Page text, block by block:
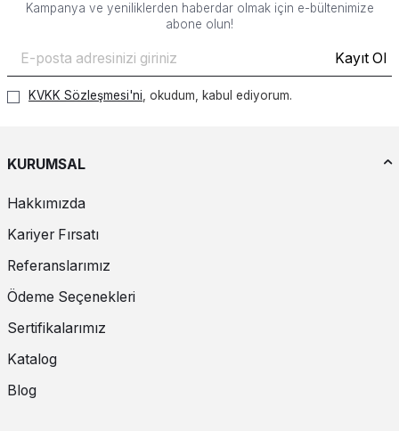
Kampanya ve yeniliklerden haberdar olmak için e-bültenimize
abone olun!
Kayıt Ol
KVKK Sözleşmesi'ni, okudum, kabul ediyorum.
KURUMSAL
Hakkımızda
Kariyer Fırsatı
Referanslarımız
Ödeme Seçenekleri
Sertifikalarımız
Katalog
Blog